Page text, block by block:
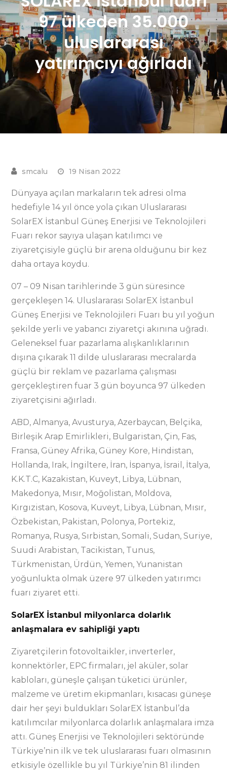
97 ülkeden 35.000
uluslararası
yatırımcıyı ağırladı
19 Nisan 2022
Dünyaya açılan markaların tek adresi olma
hedefiyle 14 yıl önce yola çıkan Uluslararası
SolarEX İstanbul Güneş Enerjisi ve Teknolojileri
Fuarı rekor sayıya ulaşan katılımcı ve
ziyaretçisiyle güçlü bir arena olduğunu bir kez
daha ortaya koydu.
07 – 09 Nisan tarihlerinde 3 gün süresince
gerçekleşen 14. Uluslararası SolarEX İstanbul
Güneş Enerjisi ve Teknolojileri Fuarı bu yıl yoğun
şekilde yerli ve yabancı ziyaretçi akınına uğradı.
Geleneksel fuar pazarlama alışkanlıklarının
dışına çıkarak 11 dilde uluslararası mecralarda
güçlü bir reklam ve pazarlama çalışması
gerçekleştiren fuar 3 gün boyunca 97 ülkeden
ziyaretçisini ağırladı.
ABD, Almanya, Avusturya, Azerbaycan, Belçika,
Birleşik Arap Emirlikleri, Bulgaristan, Çin, Fas,
Fransa, Güney Afrika, Güney Kore, Hindistan,
Hollanda, Irak, İngiltere, İran, İspanya, İsrail, İtalya,
K.K.T.C, Kazakistan, Kuveyt, Libya, Lübnan,
Makedonya, Mısır, Moğolistan, Moldova,
Kırgızistan, Kosova, Kuveyt, Libya, Lübnan, Mısır,
Özbekistan, Pakistan, Polonya, Portekiz,
Romanya, Rusya, Sırbistan, Somali, Sudan, Suriye,
Suudi Arabistan, Tacikistan, Tunus,
Türkmenistan, Ürdün, Yemen, Yunanistan
yoğunlukta olmak üzere 97 ülkeden yatırımcı
fuarı ziyaret etti.
SolarEX İstanbul milyonlarca dolarlık
anlaşmalara ev sahipliği yaptı
Ziyaretçilerin fotovoltaikler, inverterler,
konnektörler, EPC firmaları, jel aküler, solar
kabloları, güneşle çalışan tüketici ürünler,
malzeme ve üretim ekipmanları, kısacası güneşe
dair her şeyi buldukları SolarEX İstanbul’da
katılımcılar milyonlarca dolarlık anlaşmalara imza
attı. Güneş Enerjisi ve Teknolojileri sektöründe
Türkiye’nin ilk ve tek uluslararası fuarı olmasının
etkisiyle özellikle bu yıl Türkiye’nin 81 ilinden